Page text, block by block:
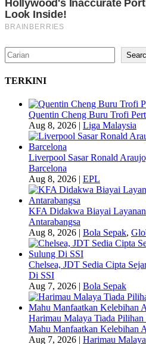
Search
TERKINI
Quentin Cheng Buru Trofi
Aug 8, 2026 | Liga Malaysia
Liverpool Sasar Ronald
Barcelona
Aug 8, 2026 | EPL
KFA Didakwa Biayai
Antarabangsa
Aug 8, 2026 | Bola Sepak,
Chelsea, JDT Sedia Cipta
Di SSI
Aug 7, 2026 | Bola Sepak
Harimau Malaya Tiada
Mahu Manfaatkan Kelebihan
Aug 7, 2026 | Harimau Malaya